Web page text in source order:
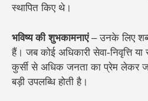
स्थापित किए थे।
​भविष्य की शुभकामनाएं–उनके लिए
हैं। जब कोई अधिकारी सेवा-निवृत्ति
कुर्सी से अधिक जनता का प्रेम लेकर
बड़ी उपलब्धि होती है।